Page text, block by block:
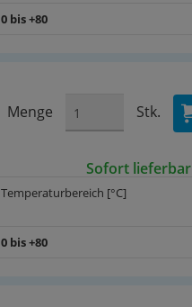
0 bis +80
Menge Stk.
Sofort lieferbar
Temperaturbereich [°C]
0 bis +80